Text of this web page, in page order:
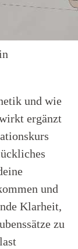
und wie
ergänzt
und
Klarheit,
zu